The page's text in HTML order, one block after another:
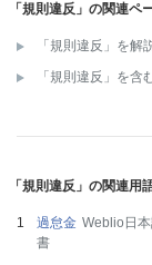
「規則違反」の関連ペ
「規則違反」を
「規則違反」を含
「規則違反」の関連用
過怠金 Weblio日
書